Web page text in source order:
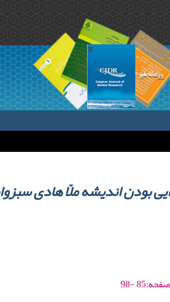
بودن اندیشه ملّا هادی